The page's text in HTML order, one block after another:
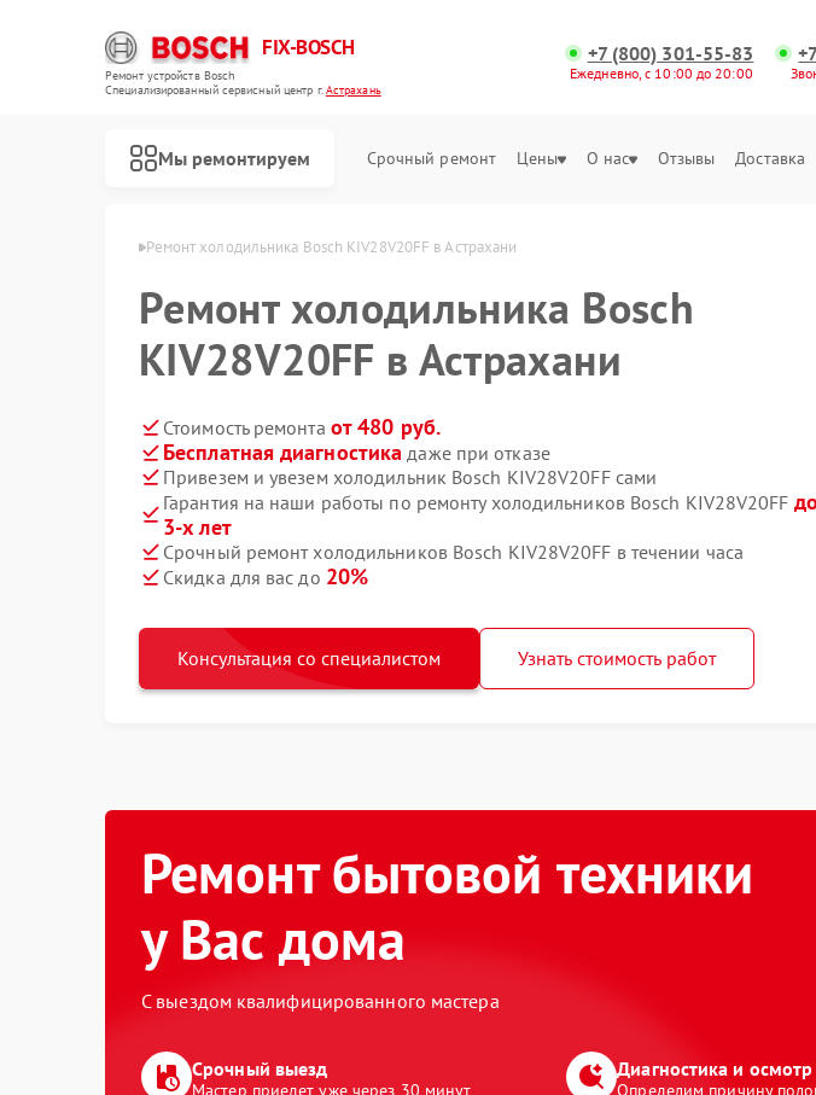
FIX-BOSCH
Ремонт устройств Bosch
Специализированный cервисный центр г.Астрахань
+7 (800) 301-55-83
Ежедневно, с 10:00 до 20:00
Мы ремонтируем Срочный ремонт Цены О нас Отзывы Доставка
Ремонт холодильника Bosch KIV28V20FF в Астрахани
Ремонт холодильника Bosch
KIV28V20FF в Астрахани
Стоимость ремонта от 480 руб.
Бесплатная диагностика даже при отказе
Привезем и увезем холодильник Bosch KIV28V20FF сами
Гарантия на наши работы по ремонту холодильников Bosch KIV28V20FF до
3-х лет
Срочный ремонт холодильников Bosch KIV28V20FF в течении часа
Скидка для вас до 20%
Консультация со специалистом Узнать стоимость работ
Ремонт бытовой техники
у Вас дома
С выездом квалифицированного мастера
Срочный выезд
Мастер приедет уже через 30 минут
Диагностика и
Определим причину